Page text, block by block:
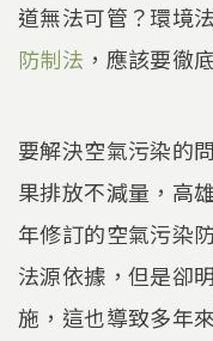
道無法可管？環境
防制法 ，應該要徹
要解決空氣污染的
果排放不減量，高
年修訂的空氣污染
法源依據，但是卻
施，這也導致多年